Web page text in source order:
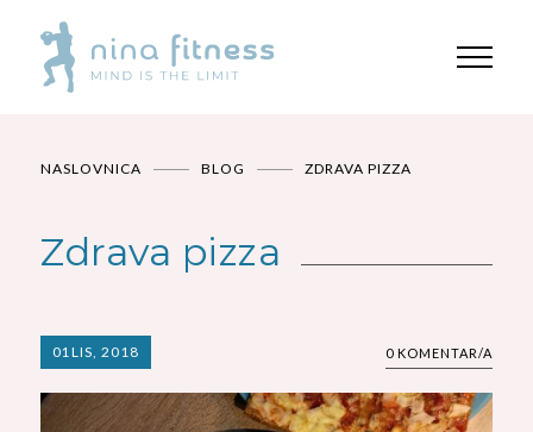
NASLOVNICA BLOG ZDRAVA PIZZA
Zdrava pizza
01LIS, 2018 0 KOMENTAR/A